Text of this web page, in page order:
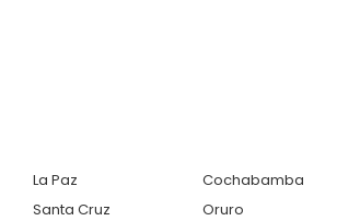
La Paz
Cochabamba
Santa Cruz
Oruro